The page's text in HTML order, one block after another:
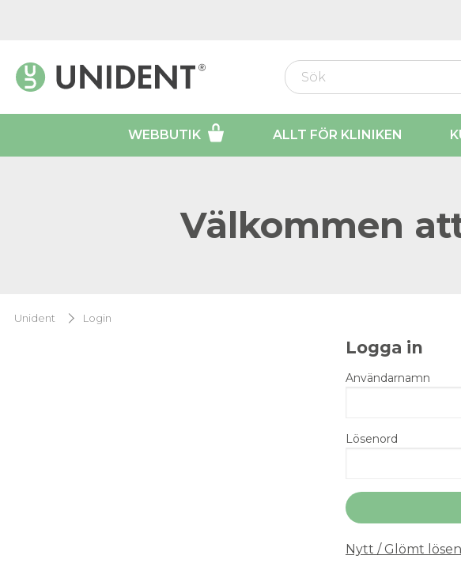
WEBBUTIK ALLT FÖR KLINIKEN
Välkommen
Unident Login
Logga in
Användarnamn
Lösenord
Nytt / Glömt